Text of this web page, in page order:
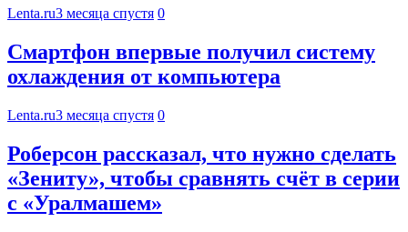
Lenta.ru3 месяца спустя 0
Смартфон впервые получил систему
охлаждения от компьютера
Lenta.ru3 месяца спустя 0
Роберсон рассказал, что нужно сделать
«Зениту», чтобы сравнять счёт в серии
с «Уралмашем»